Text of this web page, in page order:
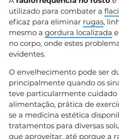
utilizado para combater a
eficaz para eliminar rugas,
mesmo a gordura localizada e
no corpo, onde estes
evidentes.
O envelhecimento pode ser
principalmente quando os
teve particularmente cuidado
alimentação, prática de
se a medicina estética
tratamentos para diversas
que aproveitar, até porque a